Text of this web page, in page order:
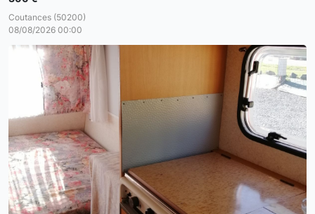
Coutances (50200)
08/08/2026 00:00